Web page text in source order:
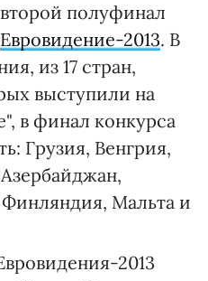
полуфинал
Евровидение-2013. В
из 17 стран,
выступили на
в финал конкурса
Грузия, Венгрия,
Мальта и
2013